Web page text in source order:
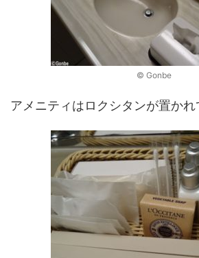
© Gonbe
アメニティはロクシタンが置かれ